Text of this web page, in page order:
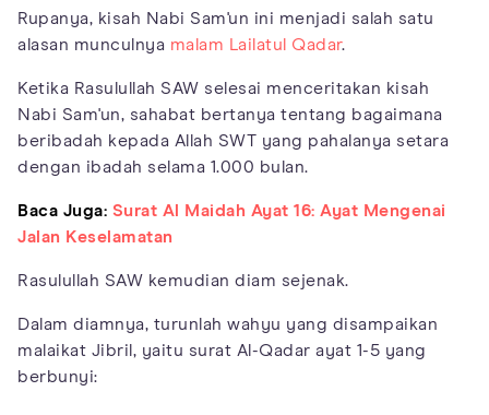
Rupanya, kisah Nabi Sam'un ini menjadi salah satu
alasan munculnya malam Lailatul Qadar.
Ketika Rasulullah SAW selesai menceritakan kisah
Nabi Sam'un, sahabat bertanya tentang bagaimana
beribadah kepada Allah SWT yang pahalanya setara
dengan ibadah selama 1.000 bulan.
Baca Juga: Surat Al Maidah Ayat 16: Ayat Mengenai
Jalan Keselamatan
Rasulullah SAW kemudian diam sejenak.
Dalam diamnya, turunlah wahyu yang disampaikan
malaikat Jibril, yaitu surat Al-Qadar ayat 1-5 yang
berbunyi: